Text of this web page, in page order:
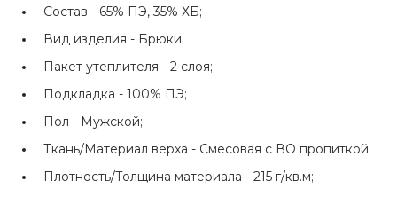
Состав - 65% ПЭ, 35% ХБ;
Вид изделия - Брюки;
Пакет утеплителя - 2 слоя;
Подкладка - 100% ПЭ;
Пол - Мужской;
Ткань/Материал верха - Смесовая с ВО пропиткой;
Плотность/Толщина материала - 215 г/кв.м;